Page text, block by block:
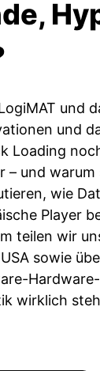
und
und
Loading
– und
wie
Player
teilen wir
sowie
wirklich